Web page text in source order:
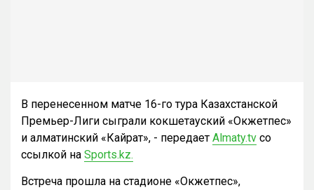
В перенесенном матче 16-го тура Казахстанской
Премьер-Лиги сыграли кокшетауский «Окжетпес»
и алматинский «Кайрат», - передает Almaty.tv со
ссылкой на Sports.kz.
Встреча прошла на стадионе «Окжетпес»,